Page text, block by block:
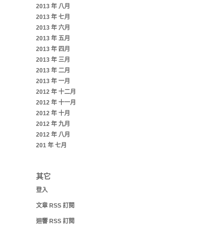
2013 年 八月
2013 年 七月
2013 年 六月
2013 年 五月
2013 年 四月
2013 年 三月
2013 年 二月
2013 年 一月
2012 年 十二月
2012 年 十一月
2012 年 十月
2012 年 九月
2012 年 八月
201 年 七月
其它
登入
文章 RSS 訂閱
迴響 RSS 訂閱